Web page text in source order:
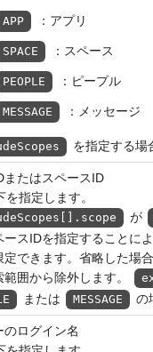
APP ：アプリ
SPACE ：スペース
PEOPLE ：ピープル
MESSAGE ：メッセージ
を指定する場
またはスペースID
を指定します。
が
ースIDを指定することに
定できます。省略した場
範囲から除外します。
または MESSAGE の
のログイン名